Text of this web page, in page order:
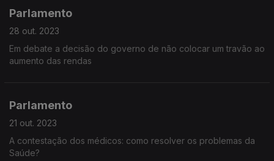
Parlamento
28 out. 2023
Em debate a decisão do governo de não colocar um travão ao
aumento das rendas
Parlamento
21 out. 2023
A contestação dos médicos: como resolver os problemas da
Saúde?